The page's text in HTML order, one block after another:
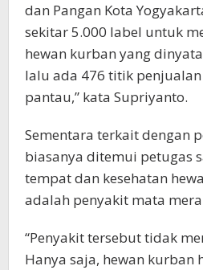
dan Pangan Kota
sekitar 5.000 label untuk
hewan kurban yang
lalu ada 476 titik
pantau,” kata Supriyanto.
Sementara terkait dengan
biasanya ditemui petugas
tempat dan kesehatan
adalah penyakit mata
“Penyakit tersebut tidak
Hanya saja, hewan kurban